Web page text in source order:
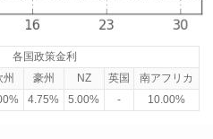
各国政策金利
州 豪州 NZ 英国
南アフリカ
4.75% 5.00% - 10.00%